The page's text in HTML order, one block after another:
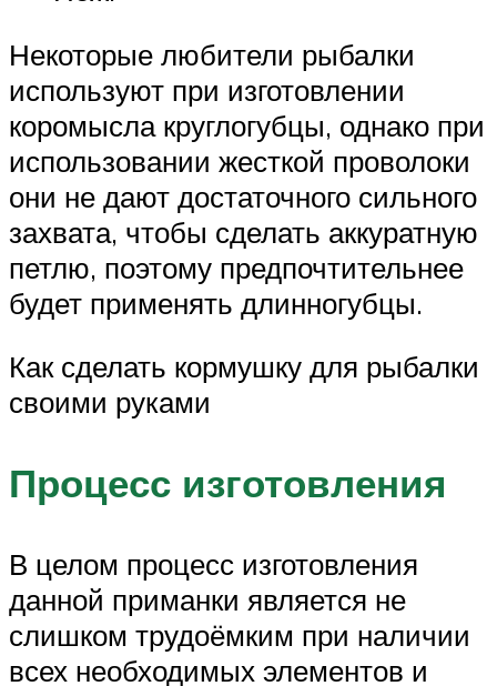
Некоторые любители рыбалки
используют при изготовлении
коромысла круглогубцы, однако при
использовании жесткой проволоки
они не дают достаточного сильного
захвата, чтобы сделать аккуратную
петлю, поэтому предпочтительнее
будет применять длинногубцы.
Как сделать кормушку для рыбалки
своими руками
Процесс изготовления
В целом процесс изготовления
данной приманки является не
слишком трудоёмким при наличии
всех необходимых элементов и